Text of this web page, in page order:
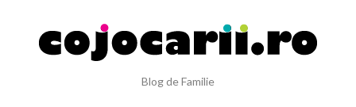
Blog de Familie